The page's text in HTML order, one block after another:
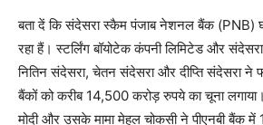
बता दें कि संदेसरा स्कैम पंजाब नेशनल बैंक (PNB)
रहा हैं। स्टर्लिंग बॉयोटेक कंपनी लिमिटेड और
नितिन संदेसरा, चेतन संदेसरा और दीप्ति संदेसरा ने
बैंकों को करीब 14,500 करोड़ रुपये का चूना लगाया।
मोदी और उसके मामा मेहुल चोकसी ने पीएनबी बैंक